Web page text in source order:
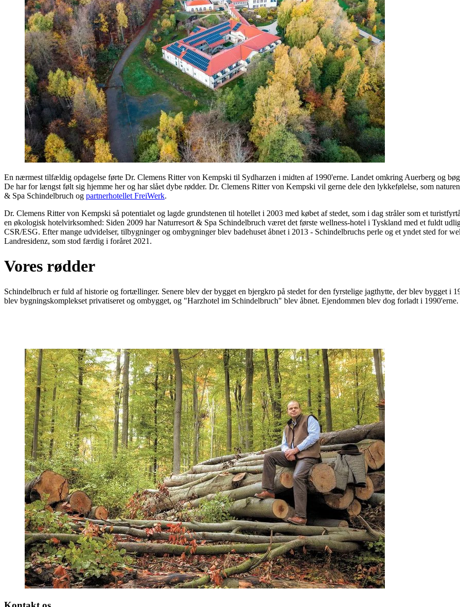
En nærmest tilfældig opdagelse førte Dr. Clemens Ritter von Kempski til Sydharzen i midten af 1990'erne. Landet omkring Auerberg og
De har for længst følt sig hjemme her og har slået dybe rødder. Dr. Clemens Ritter von Kempski vil gerne dele den lykkefølelse, som
& Spa Schindelbruch og partnerhotellet FreiWerk.
Dr. Clemens Ritter von Kempski så potentialet og lagde grundstenen til hotellet i 2003 med købet af stedet, som i dag stråler som et
en økologisk hotelvirksomhed: Siden 2009 har Naturresort & Spa Schindelbruch været det første wellness-hotel i Tyskland med et fuldt
CSR/ESG. Efter mange udvidelser, tilbygninger og ombygninger blev badehuset åbnet i 2013 - Schindelbruchs perle og et yndet sted for
Landresidenz, som stod færdig i foråret 2021.
Vores rødder
Schindelbruch er fuld af historie og fortællinger. Senere blev der bygget en bjergkro på stedet for den fyrstelige jagthytte, der blev bygget i
blev bygningskomplekset privatiseret og ombygget, og "Harzhotel im Schindelbruch" blev åbnet. Ejendommen blev dog forladt i 1990'erne.